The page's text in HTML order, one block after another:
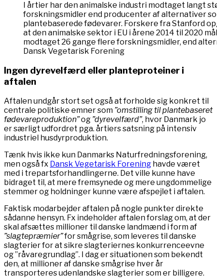
I årtier har den animalske industri modtaget langt
forskningsmidler end producenter af alternativer
plantebaserede fødevarer. Forskere fra Stanford
at den animalske sektor i EU i årene 2014 til 2020
modtaget 26 gange flere forskningsmidler, end
Dansk Vegetarisk Forening
Ingen dyrevelfærd eller planteproteiner i
aftalen
Aftalen undgår stort set også at forholde sig konkret til
centrale politiske emner som ”omstilling til plantebaseret
fødevareproduktion”og ”dyrevelfærd”, hvor Danmark jo
er særligt udfordret pga. årtiers satsning på intensiv
industriel husdyrproduktion.
Tænk hvis ikke kun Danmarks Naturfredningsforening,
men også fx Dansk Vegetarisk Forening havde været
med i trepartsforhandlingerne. Det ville kunne have
bidraget til, at mere fremsynede og mere ungdommelige
stemmer og holdninger kunne være afspejlet i aftalen.
Faktisk modarbejder aftalen på nogle punkter direkte
sådanne hensyn. Fx indeholder aftalen forslag om, at der
skal afsættes millioner til danske landmænd i form af
”slagtepræmier”for smågrise, som leveres til danske
slagterier for at sikre slagteriernes konkurrenceevne
og ”råvaregrundlag”. I dag er situationen som bekendt
den, at millioner af danske smågrise hver år
transporteres udenlandske slagterier som er billigere.